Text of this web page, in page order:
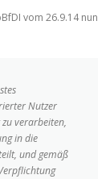
vom 26.9.14 nun
Nutzer
verarbeiten,
in die
und gemäß